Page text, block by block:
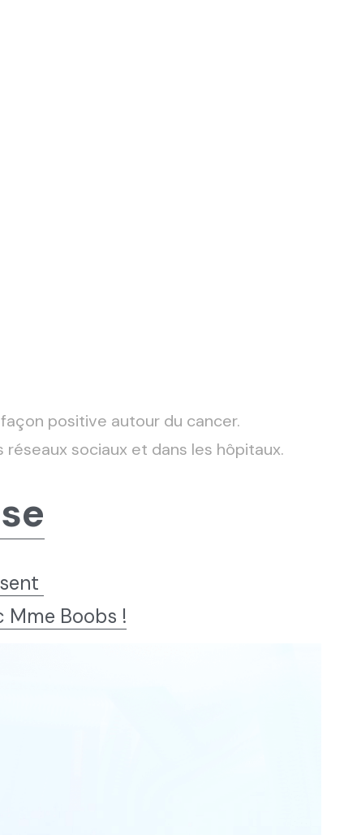
positive autour du cancer.
sociaux et dans les hôpitaux.
Boobs !